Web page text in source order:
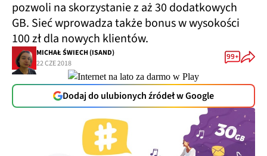
pozwoli na skorzystanie z aż 30 dodatkowych
GB. Sieć wprowadza także bonus w wysokości
100 zł dla nowych klientów.
MICHAŁ ŚWIECH (ISAND)
22 CZE 2018
99+
Dodaj do ulubionych źródeł w Google